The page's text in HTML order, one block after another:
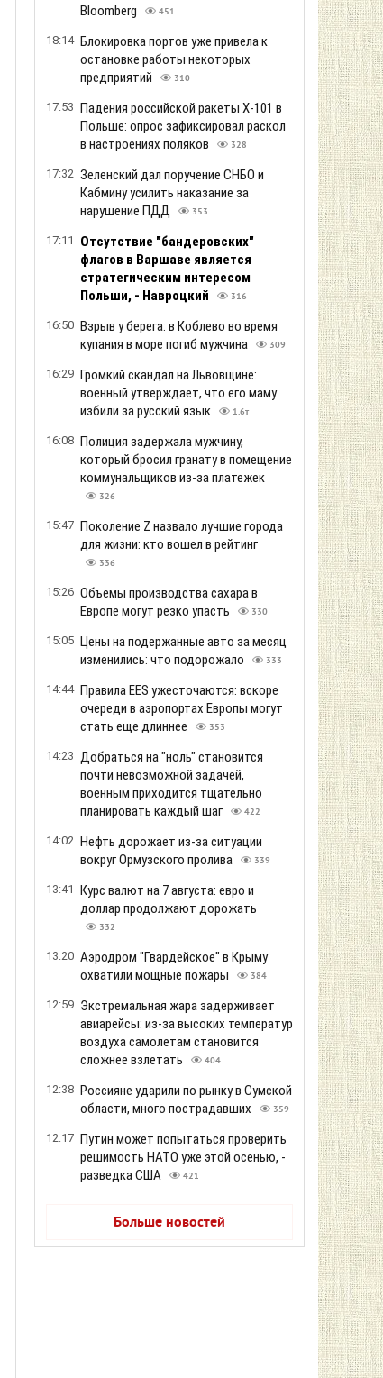
Bloomberg
451
18:14 Блокировка портов уже привела к
остановке работы некоторых
предприятий
310
17:53 Падения российской ракеты Х-101 в
Польше: опрос зафиксировал раскол
в настроениях поляков
328
17:32 Зеленский дал поручение СНБО и
Кабмину усилить наказание за
нарушение ПДД
353
17:11
Отсутствие "бандеровских"
флагов в Варшаве является
стратегическим интересом
Польши, - Навроцкий
316
16:50 Взрыв у берега: в Коблево во время
купания в море погиб мужчина
309
16:29 Громкий скандал на Львовщине:
военный утверждает, что его маму
избили за русский язык
1.6т
16:08 Полиция задержала мужчину,
который бросил гранату в помещение
коммунальщиков из-за платежек
326
15:47 Поколение Z назвало лучшие города
для жизни: кто вошел в рейтинг
336
15:26 Объемы производства сахара в
Европе могут резко упасть
330
15:05 Цены на подержанные авто за месяц
изменились: что подорожало
333
14:44 Правила EES ужесточаются: вскоре
очереди в аэропортах Европы могут
стать еще длиннее
353
14:23 Добраться на "ноль" становится
почти невозможной задачей,
военным приходится тщательно
планировать каждый шаг
422
14:02 Нефть дорожает из-за ситуации
вокруг Ормузского пролива
339
13:41 Курс валют на 7 августа: евро и
доллар продолжают дорожать
332
13:20 Аэродром "Гвардейское" в Крыму
охватили мощные пожары
384
12:59 Экстремальная жара задерживает
авиарейсы: из-за высоких температур
воздуха самолетам становится
сложнее взлетать
404
12:38 Россияне ударили по рынку в Сумской
области, много пострадавших
359
12:17 Путин может попытаться проверить
решимость НАТО уже этой осенью, -
разведка США
421
Больше новостей